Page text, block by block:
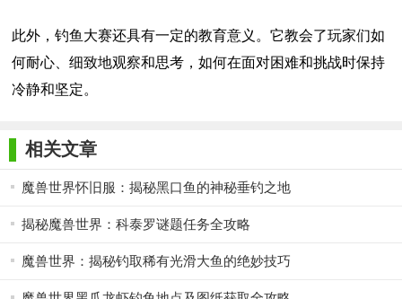
此外，钓鱼大赛还具有一定的教育意义。它教会了玩家们如
何耐心、细致地观察和思考，如何在面对困难和挑战时保持
冷静和坚定。
相关文章
魔兽世界怀旧服：揭秘黑口鱼的神秘垂钓之地
揭秘魔兽世界：科泰罗谜题任务全攻略
魔兽世界：揭秘钓取稀有光滑大鱼的绝妙技巧